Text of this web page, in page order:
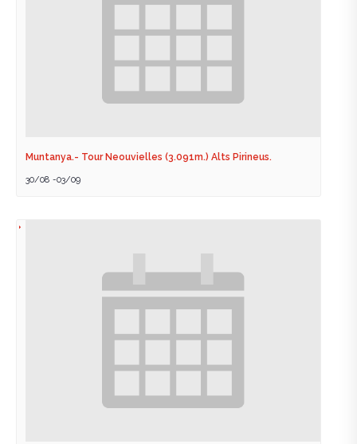
Muntanya.- Tour Neouvielles (3.091m.) Alts Pirineus.
30/08 -03/09